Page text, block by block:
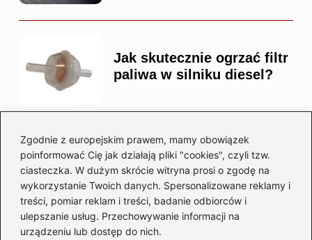
Zgodnie z europejskim prawem, mamy obowiązek
poinformować Cię jak działają pliki "cookies", czyli tzw.
ciasteczka. W dużym skrócie witryna prosi o zgodę na
wykorzystanie Twoich danych. Spersonalizowane reklamy i
treści, pomiar reklam i treści, badanie odbiorców i
ulepszanie usług. Przechowywanie informacji na
urządzeniu lub dostęp do nich.
Jak skutecznie ogrzać filtr
paliwa w silniku diesel?
Czy warto kupować
diesla? Przewodnik dla
przyszłych właścicieli
Kategorie